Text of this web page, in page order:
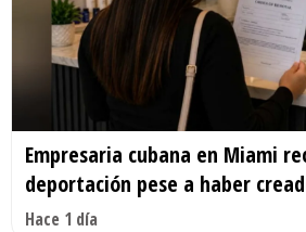
Empresaria cubana en Miami
deportación pese a haber
Hace 1 día